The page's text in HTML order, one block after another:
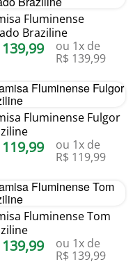
Fluminense
Braziline
139,99 ou 1x de
R$ 139,99
Fluminense Fulgor
119,99 ou 1x de
R$ 119,99
Fluminense Tom
139,99 ou 1x de
R$ 139,99